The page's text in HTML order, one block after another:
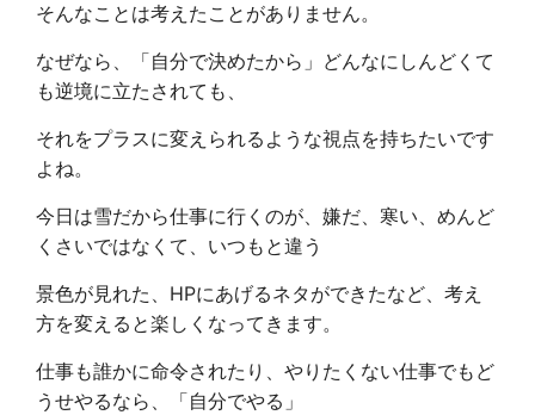
そんなことは考えたことがありません。
なぜなら、「自分で決めたから」どんなにしんどくて
も逆境に立たされても、
それをプラスに変えられるような視点を持ちたいです
よね。
今日は雪だから仕事に行くのが、嫌だ、寒い、めんど
くさいではなくて、いつもと違う
景色が見れた、HPにあげるネタができたなど、考え
方を変えると楽しくなってきます。
仕事も誰かに命令されたり、やりたくない仕事でもど
うせやるなら、「自分でやる」